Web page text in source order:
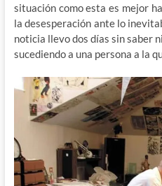
situación como esta es mejor
la desesperación ante lo
noticia llevo dos días sin saber
sucediendo a una persona a la